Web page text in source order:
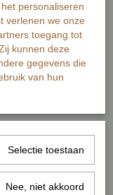
personaliseren
verlenen we onze
toegang tot
kunnen deze
gegevens die
van hun
Selectie toestaan
Nee, niet akkoord